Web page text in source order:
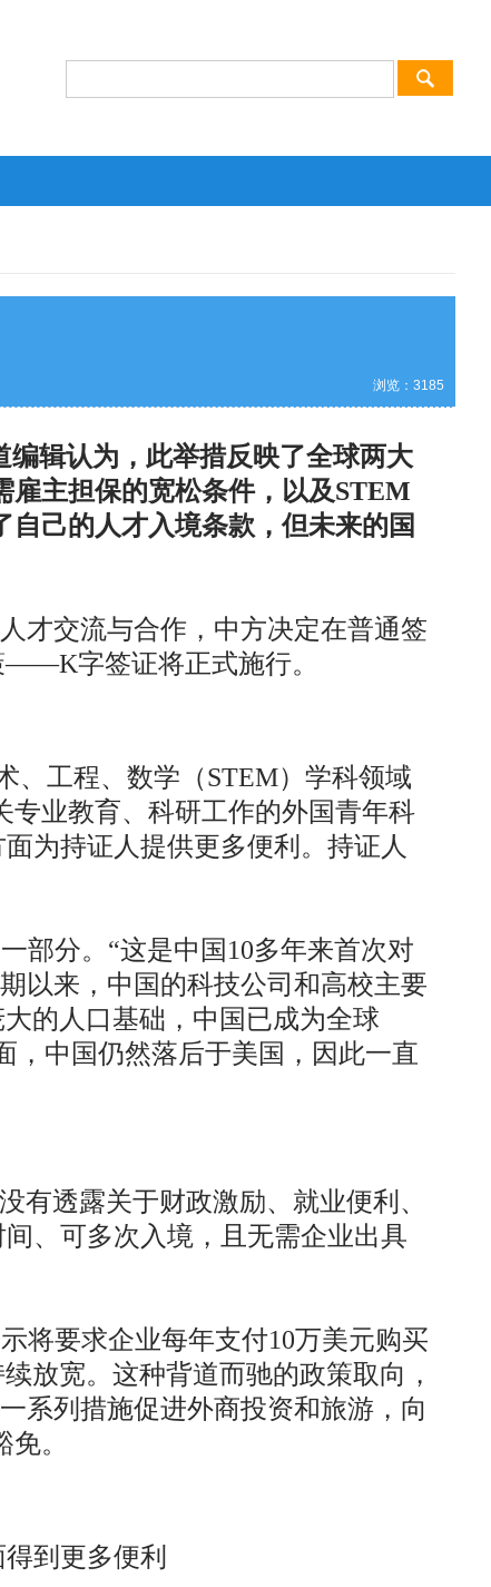
浏览： 3185
辑认为，此举措反映了全球两大
雇主担保的宽松条件，以及STEM
己的人才入境条款，但未来的国
才交流与合作，中方决定在普通签
——K字签证将正式施行。
、工程、数学（STEM）学科领域
业教育、科研工作的外国青年科
为持证人提供更多便利。持证人
部分。“这是中国10多年来首次对
以来，中国的科技公司和高校主要
的人口基础，中国已成为全球
，中国仍然落后于美国，因此一直
有透露关于财政激励、就业便利、
、可多次入境，且无需企业出具
将要求企业每年支付10万美元购买
放宽。这种背道而驰的政策取向，
系列措施促进外商投资和旅游，向
。
到更多便利